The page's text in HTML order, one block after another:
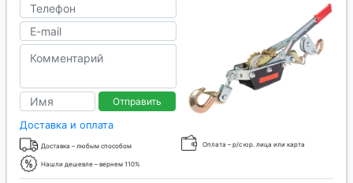
Отправить
Доставка и оплата
Доставка – любым способом Оплата – р/с юр. лица или карта
Нашли дешевле – вернем 110%